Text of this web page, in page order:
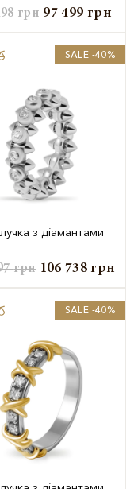
грн 97 499 грн
SALE -40%
з діамантами
грн 106 738грн
SALE -40%